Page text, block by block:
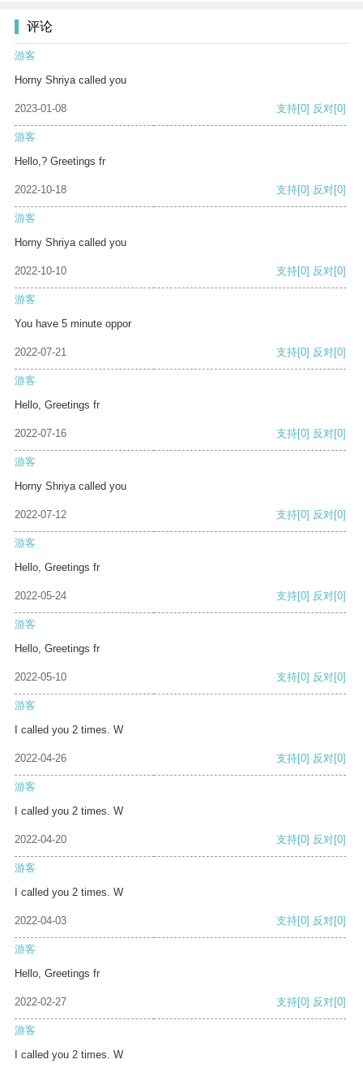
评论
游客
Horny Shriya called you
2023-01-08 支持[0] 反对[0]
游客
Hello,? Greetings fr
2022-10-18 支持[0] 反对[0]
游客
Horny Shriya called you
2022-10-10 支持[0] 反对[0]
游客
You have 5 minute oppor
2022-07-21 支持[0] 反对[0]
游客
Hello, Greetings fr
2022-07-16 支持[0] 反对[0]
游客
Horny Shriya called you
2022-07-12 支持[0] 反对[0]
游客
Hello, Greetings fr
2022-05-24 支持[0] 反对[0]
游客
Hello, Greetings fr
2022-05-10 支持[0] 反对[0]
游客
I called you 2 times. W
2022-04-26 支持[0] 反对[0]
游客
I called you 2 times. W
2022-04-20 支持[0] 反对[0]
游客
I called you 2 times. W
2022-04-03 支持[0] 反对[0]
游客
Hello, Greetings fr
2022-02-27 支持[0] 反对[0]
游客
I called you 2 times. W